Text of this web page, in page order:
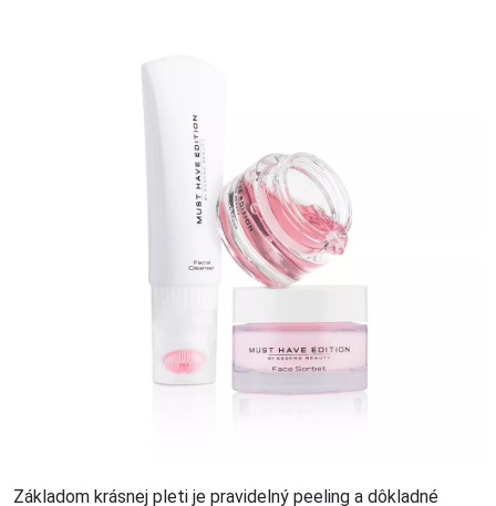
Základom krásnej pleti je pravidelný peeling a dôkladné